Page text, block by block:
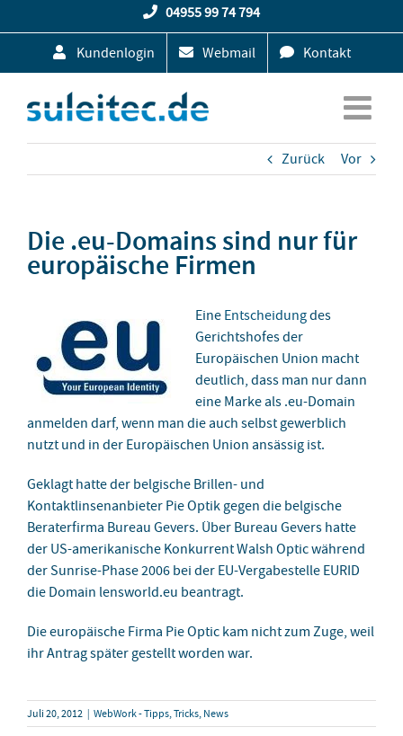
Inhalt
04955 99 74 794
Kundenlogin Webmail Kontakt
Zurück Vor
Die .eu-Domains sind nur für
europäische Firmen
Eine Entscheidungdes
Gerichtshofes der
Europäischen Union macht
deutlich, dass man nur dann
eine Marke als .eu-Domain
anmelden darf, wenn man die auch selbst gewerblich
nutzt und in der Europäischen Union ansässig ist.
Geklagt hatte der belgische Brillen- und
Kontaktlinsenanbieter Pie Optik gegen die belgische
Beraterfirma Bureau Gevers. Über Bureau Gevers hatte
der US-amerikanische Konkurrent Walsh Optic während
der Sunrise-Phase 2006 bei der EU-Vergabestelle EURID
die Domain lensworld.eu beantragt.
Die europäische Firma Pie Optic kam nicht zum Zuge, weil
ihr Antrag später gestellt worden war.
Juli 20, 2012 | WebWork - Tipps, Tricks, News